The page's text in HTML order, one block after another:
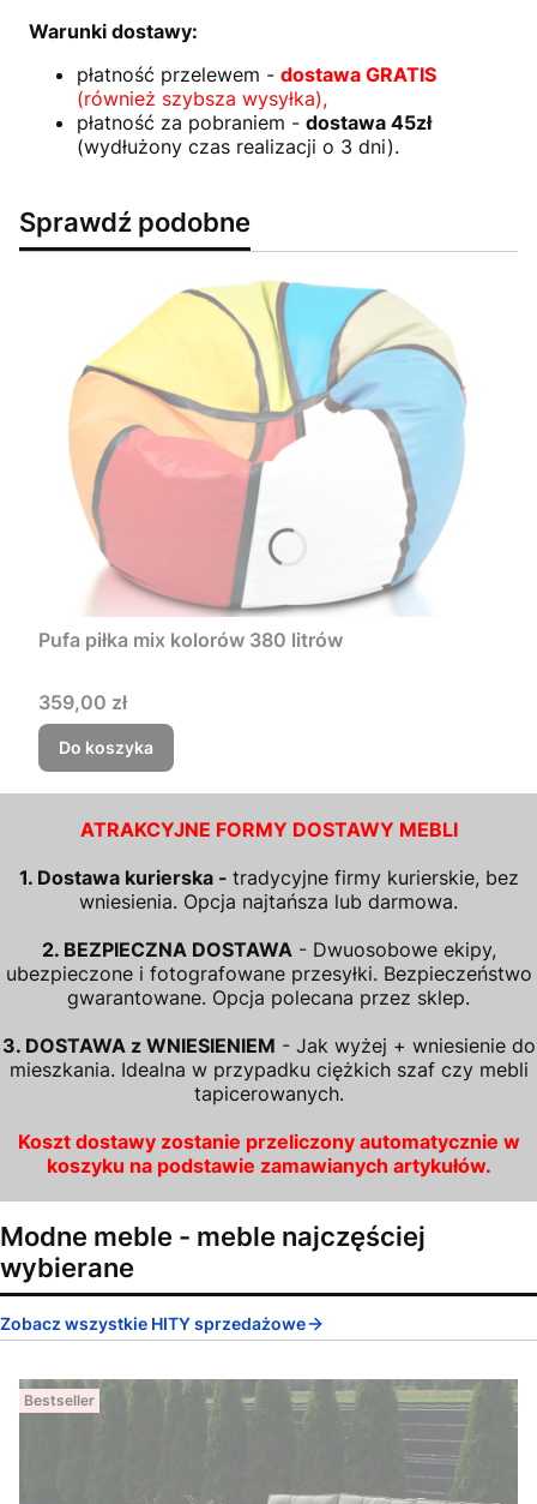
Warunki dostawy:
płatność przelewem - dostawa GRATIS
(również szybsza wysyłka),
płatność za pobraniem - dostawa 45zł
(wydłużony czas realizacji o 3 dni).
Sprawdź podobne
Pufa piłka mix kolorów 380 litrów
Cena
359,00 zł
Do koszyka
ATRAKCYJNE FORMY DOSTAWY MEBLI
1. Dostawa kurierska - tradycyjne firmy kurierskie, bez
wniesienia. Opcja najtańsza lub darmowa.
2. BEZPIECZNA DOSTAWA- Dwuosobowe ekipy,
ubezpieczone i fotografowane przesyłki. Bezpieczeństwo
gwarantowane. Opcja polecana przez sklep.
3. DOSTAWA z WNIESIENIEM - Jak wyżej + wniesienie do
mieszkania. Idealna w przypadku ciężkich szaf czy mebli
tapicerowanych.
Koszt dostawy zostanie przeliczony automatycznie w
koszyku na podstawie zamawianych artykułów.
Modne meble - meble najczęściej
wybierane
Zobacz wszystkie HITY sprzedażowe
Bestseller